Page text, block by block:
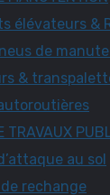
élévateurs &
de
&
TRAVAUX
au sol
rechange